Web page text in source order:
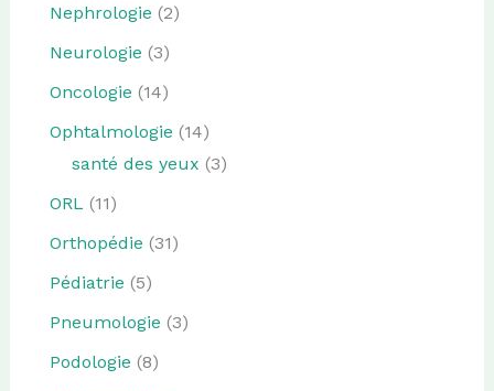
Nephrologie (2)
Neurologie (3)
Oncologie (14)
Ophtalmologie (14)
santé des yeux (3)
ORL (11)
Orthopédie (31)
Pédiatrie (5)
Pneumologie (3)
Podologie (8)